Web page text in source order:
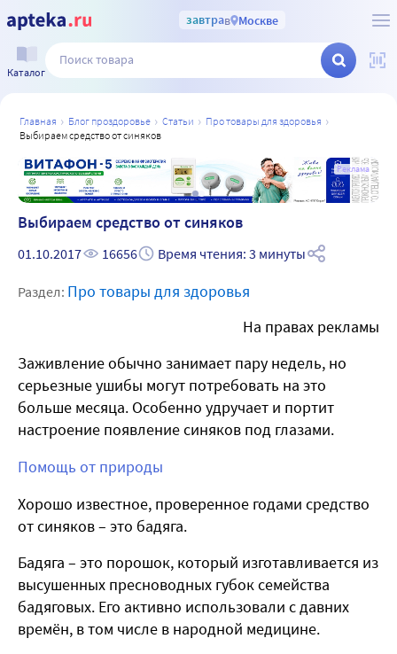
завтрав Москве
Каталог
главная блог проздоровье статьи
про товары для здоровья
выбираем средство от синяков
Реклама
Выбираем средство от синяков
01.10.2017 16656 Время чтения: 3 минуты
Раздел: Про товары для здоровья
На правах рекламы
Заживление обычно занимает пару недель, но
серьезные ушибы могут потребовать на это
больше месяца. Особенно удручает и портит
настроение появление синяков под глазами.
Помощь от природы
Хорошо известное, проверенное годами средство
от синяков – это бадяга.
Бадяга – это порошок, который изготавливается из
высушенных пресноводных губок семейства
бадяговых. Его активно использовали с давних
времён, в том числе в народной медицине.